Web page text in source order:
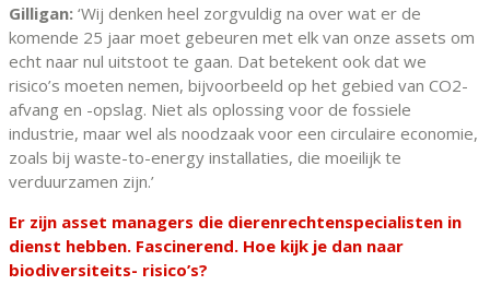
Gilligan: ‘Wij denken heel zorgvuldig na over wat er de
komende 25 jaar moet gebeuren met elk van onze assets om
echt naar nul uitstoot te gaan. Dat betekent ook dat we
risico’s moeten nemen, bijvoorbeeld op het gebied van CO2-
afvang en -opslag. Niet als oplossing voor de fossiele
industrie, maar wel als noodzaak voor een circulaire economie,
zoals bij waste-to-energy installaties, die moeilijk te
verduurzamen zijn.’
Er zijn asset managers die dierenrechtenspecialisten in
dienst hebben. Fascinerend. Hoe kijk je dan naar
biodiversiteits- risico’s?